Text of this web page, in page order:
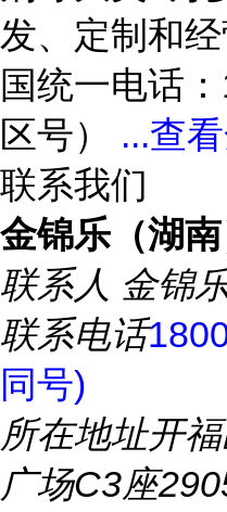
发、定制和
国统一电话
区号） ...查
联系我们
金锦乐（湖
联系人 金锦
联系电话
同号)
所在地址开
广场C3座